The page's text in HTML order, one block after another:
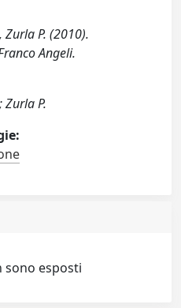
P. (2010).
Angeli.
Zurla P.
sono esposti